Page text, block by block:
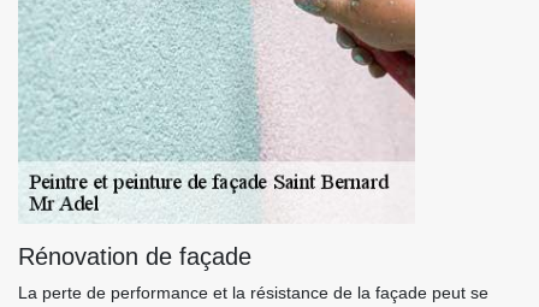
Rénovation de façade
La perte de performance et la résistance de la façade peut se